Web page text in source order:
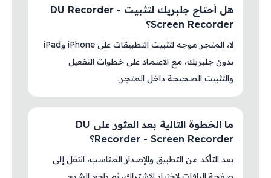
هل أحتاج جلبريك لتثبيت DU Recorder -
Screen Recorder؟
لا، المتجر موجه لتثبيت التطبيقات على iPhone وiPad
بدون جلبريك، مع الاعتماد على خطوات التفعيل
والتثبيت الصحيحة داخل المتجر.
ما الخطوة التالية بعد العثور على DU
Recorder - Screen Recorder؟
بعد التأكد من التطبيق والإصدار المناسب، انتقل إلى